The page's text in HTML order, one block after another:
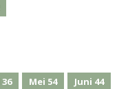
36 Mei 54 Juni 44